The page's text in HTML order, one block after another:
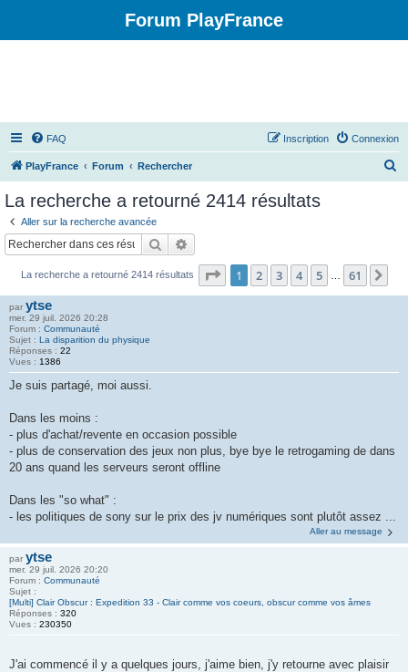
Forum PlayFrance
FAQ Connexion
Inscription
PlayFrance Forum Rechercher
c
La recherche a retourné 2414 résultats
Aller sur la recherche avancée
Rechercher
La recherche a retourné 2414 résultats Page 1sur61
1 2 3 4 5 61
par ytse
mer. 29 juil. 2026 20:28
Forum : Communauté
Sujet : La disparition du physique
Réponses : 22
Vues : 1386
Je suis partagé, moi aussi.
Dans les moins :
- plus d'achat/revente en occasion possible
- plus de conservation des jeux non plus, bye bye le retrogaming de dans
20 ans quand les serveurs seront offline
Dans les "so what" :
- les politiques de sony sur le prix des jv numériques sont plutôt assez ...
Aller au message
par ytse
mer. 29 juil. 2026 20:20
Forum : Communauté
Sujet :
[Multi] Clair Obscur : Expedition 33 - Clair comme vos coeurs, obscur comme vos âmes
Réponses : 320
Vues : 230350
J'ai commencé il y a quelques jours, j'aime bien, j'y retourne avec plaisir